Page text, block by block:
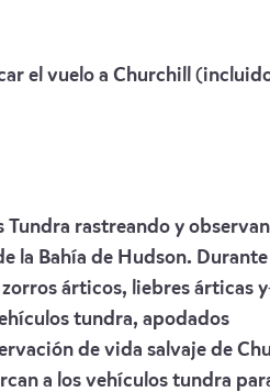
el vuelo a Churchill
Tundra rastreando y
la Bahía de Hudson. Durante
árticos, liebres árticas
tundra, apodados
de vida salvaje de
a los vehículos tundra